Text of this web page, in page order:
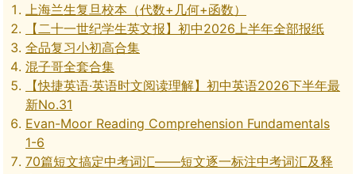
上海兰生复旦校本（代数+几何+函数）
【二十一世纪学生英文报】初中2026上半年全部报纸
全品复习小初高合集
混子哥全套合集
【快捷英语·英语时文阅读理解】初中英语2026下半年最
新No.31
Evan-Moor Reading Comprehension Fundamentals
1-6
70篇短文搞定中考词汇——短文逐一标注中考词汇及释